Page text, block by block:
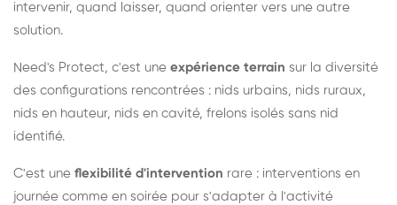
intervenir, quand laisser, quand orienter vers une autre
solution.
Need's Protect, c'est une expérience terrain sur la diversité
des configurations rencontrées : nids urbains, nids ruraux,
nids en hauteur, nids en cavité, frelons isolés sans nid
identifié.
C'est une flexibilité d'intervention rare : interventions en
journée comme en soirée pour s'adapter à l'activité